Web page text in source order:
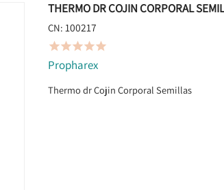
THERMO DR COJIN CORPORAL
CN: 100217

Propharex
Thermo dr Cojin Corporal Semillas